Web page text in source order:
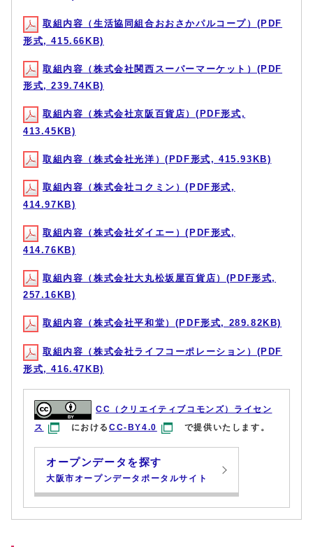
取組内容（生活協同組合おおさかパルコープ）(PDF
形式, 415.66KB)
取組内容（株式会社関西スーパーマーケット）(PDF
形式, 239.74KB)
取組内容（株式会社京阪百貨店）(PDF形式,
413.45KB)
取組内容（株式会社光洋）(PDF形式, 415.93KB)
取組内容（株式会社コクミン）(PDF形式,
414.97KB)
取組内容（株式会社ダイエー）(PDF形式,
414.76KB)
取組内容（株式会社大丸松坂屋百貨店）(PDF形式,
257.16KB)
取組内容（株式会社平和堂）(PDF形式, 289.82KB)
取組内容（株式会社ライフコーポレーション）(PDF
形式, 416.47KB)
CC（クリエイティブコモンズ）ライセン
ス
におけるCC-BY4.0 で提供いたします。
オープンデータを探す
大阪市オープンデータポータルサイト